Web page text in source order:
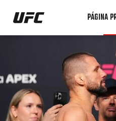
Pasar
contenido
PÁGINA